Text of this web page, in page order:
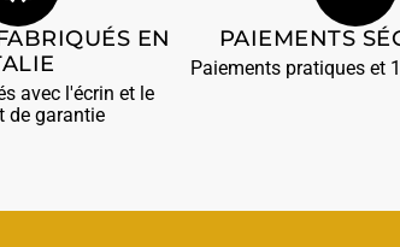
EN
avec l'écrin et le
de garantie
PAIEMENTS
Paiements pratiques et